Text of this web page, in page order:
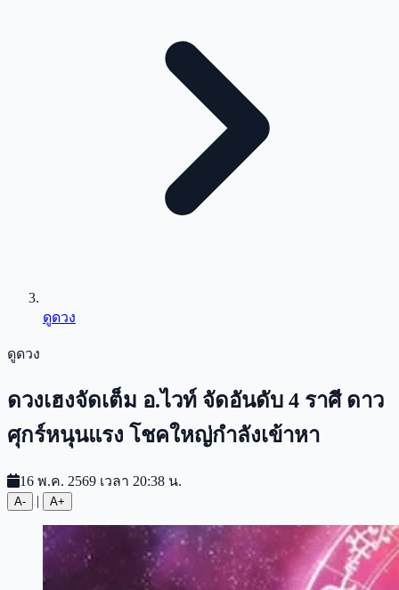
ดูดวง
ดูดวง
ดวงเฮงจัดเต็ม อ.ไวท์ จัดอันดับ 4 ราศี ดาว
ศุกร์หนุนแรง โชคใหญ่กำลังเข้าหา
16 พ.ค. 2569 เวลา 20:38 น.
A- | A+